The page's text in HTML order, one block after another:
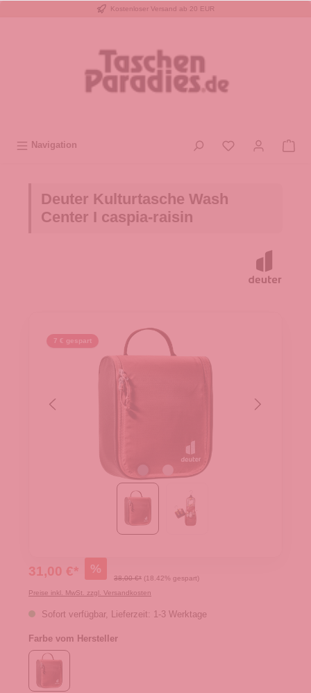
Kostenloser Versand ab 20 EUR
Navigation
Deuter Kulturtasche Wash
Center I caspia-raisin
7 € gespart
31,00 €* %
38,00 €* (18.42% gespart)
Preise inkl. MwSt. zzgl. Versandkosten
Sofort verfügbar, Lieferzeit: 1-3 Werktage
Farbe vom Hersteller